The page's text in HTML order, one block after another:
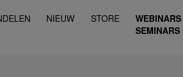
NIEUW STORE
SEMINARS